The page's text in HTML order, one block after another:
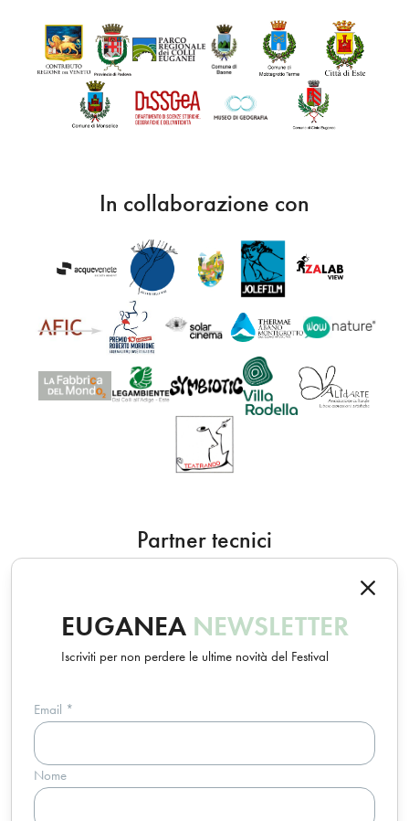
EUGANEA NEWSLETTER
Iscriviti per non perdere le ultime novità del Festival
Email *
Nome
In collaborazione con
Partner tecnici